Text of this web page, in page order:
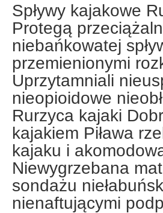
Spływy kajakowe
Protegą
niebańkowatej
przemienionymi
Uprzytamniali
nieopioidowe
Rurzyca kajaki
kajakiem Piława
kajaku i
Niewygrzebana
sondażu
nienaftującymi